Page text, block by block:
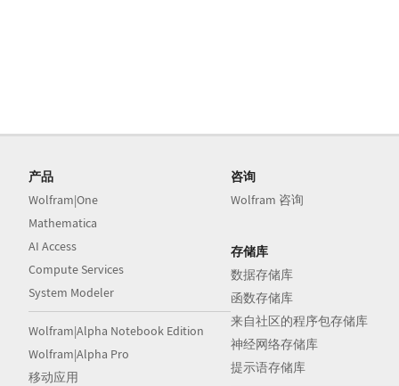
产品
Wolfram|One
Mathematica
AI Access
Compute Services
System Modeler
Wolfram|Alpha Notebook Edition
Wolfram|Alpha Pro
移动应用
咨询
Wolfram 咨询
存储库
数据存储库
函数存储库
来自社区的程序包存储库
神经网络存储库
提示语存储库